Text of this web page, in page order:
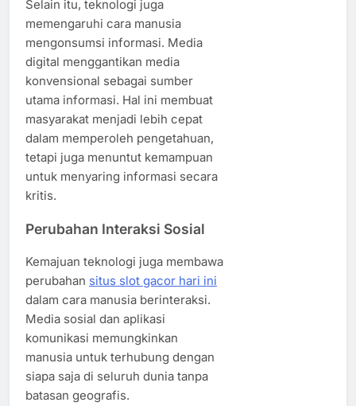
Selain itu, teknologi juga
memengaruhi cara manusia
mengonsumsi informasi. Media
digital menggantikan media
konvensional sebagai sumber
utama informasi. Hal ini membuat
masyarakat menjadi lebih cepat
dalam memperoleh pengetahuan,
tetapi juga menuntut kemampuan
untuk menyaring informasi secara
kritis.
Perubahan Interaksi Sosial
Kemajuan teknologi juga membawa
perubahan situs slot gacor hari ini
dalam cara manusia berinteraksi.
Media sosial dan aplikasi
komunikasi memungkinkan
manusia untuk terhubung dengan
siapa saja di seluruh dunia tanpa
batasan geografis.